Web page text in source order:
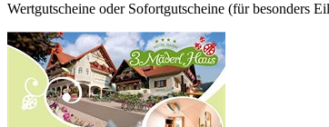
Wertgutscheine oder Sofortgutscheine (für besonders